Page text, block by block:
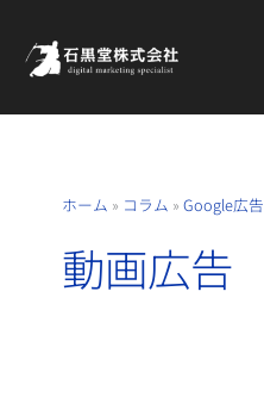
ス
ホーム » コラム » Google広告
動画広告